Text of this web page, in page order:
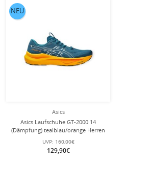
Asics
Asics Laufschuhe GT-2000 14
(Dämpfung) tealblau/orange Herren
UVP: 160,00€
129,90€
NEU